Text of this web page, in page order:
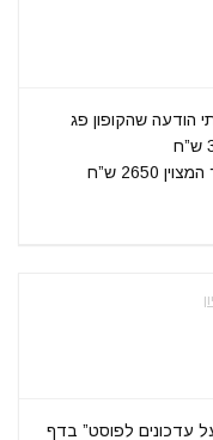
הודעה שהקופון פג
איפה יש קוד קופון בכדי לקבל את המחיר המצוין 2650 ש”ח
עדכונים לפוסט” בדף